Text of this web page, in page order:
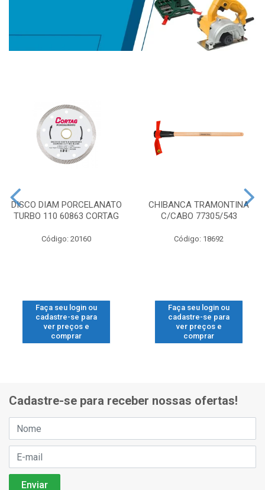
DISCO DIAM PORCELANATO
TURBO 110 60863 CORTAG
Código: 20160
Faça seu login ou
cadastre-se para
ver preços e
comprar
CHIBANCA TRAMONTINA
C/CABO 77305/543
Código: 18692
Faça seu login ou
cadastre-se para
ver preços e
comprar
Cadastre-se para receber nossas ofertas!